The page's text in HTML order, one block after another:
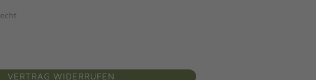
VERTRAG WIDERRUFEN